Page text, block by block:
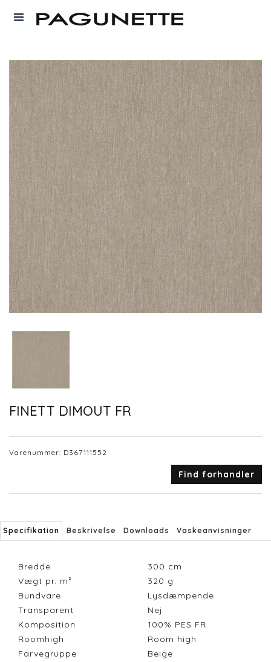
FINETT DIMOUT FR
Varenummer: D367111552
Find forhandler
Specifikation Beskrivelse Downloads Vaskeanvisninger
Bredde 300 cm
Vægt pr. m²
320 g
Bundvare
Lysdæmpende
Transparent
Nej
Komposition
100% PES FR
Roomhigh
Room high
Farvegruppe
Beige